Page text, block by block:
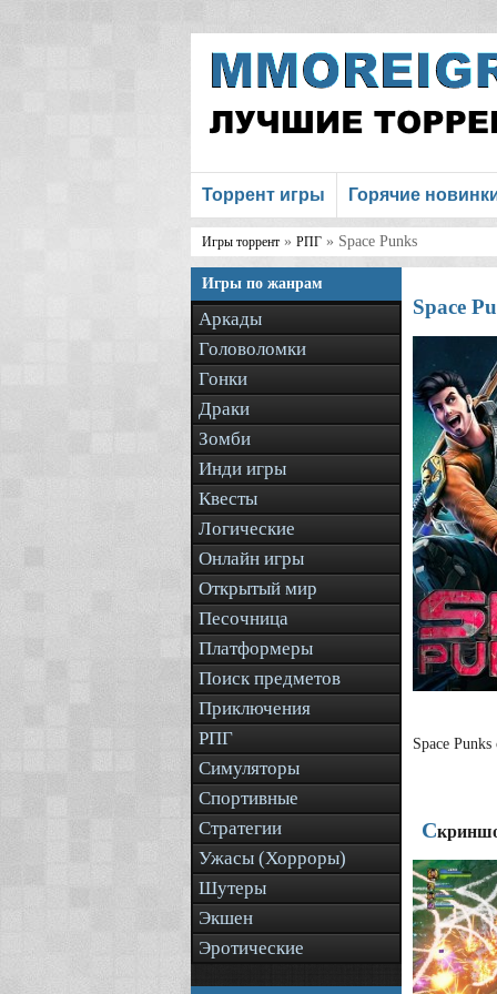
Торрент игры Горячие
Игры торрент » РПГ » Space Punks
Игры по жанрам
Аркады
Головоломки
Гонки
Драки
Зомби
Инди игры
Квесты
Логические
Онлайн игры
Открытый мир
Песочница
Платформеры
Поиск предметов
Приключения
РПГ
Симуляторы
Спортивные
Стратегии
Ужасы (Хорроры)
Шутеры
Экшен
Эротические
Space
Space
С